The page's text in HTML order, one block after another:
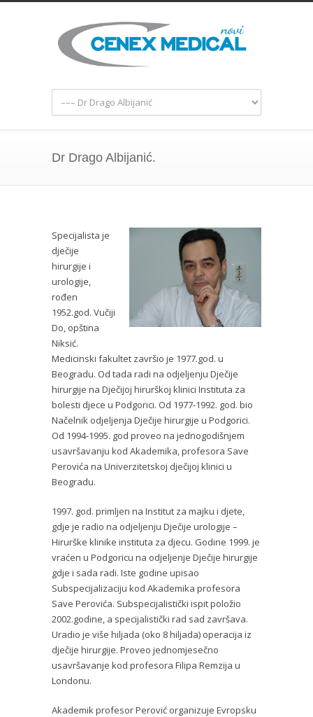
Dr Drago Albijanić.
Specijalista je
dječije
hirurgije i
urologije,
rođen
1952.god. Vučiji
Do, opština
Niksić.
Medicinski fakultet završio je 1977.god. u
Beogradu. Od tada radi na odjeljenju Dječije
hirurgije na Dječijoj hirurškoj klinici Instituta za
bolesti djece u Podgorici. Od 1977-1992. god. bio
Načelnik odjeljenja Dječije hirurgije u Podgorici.
Od 1994-1995. god proveo na jednogodišnjem
usavršavanju kod Akademika, profesora Save
Perovića na Univerzitetskoj dječijoj klinici u
Beogradu.
1997. god. primljen na Institut za majku i djete,
gdje je radio na odjeljenju Dječije urologije –
Hirurške klinike instituta za djecu. Godine 1999. je
vraćen u Podgoricu na odjeljenje Dječije hirurgije
gdje i sada radi. Iste godine upisao
Subspecijalizaciju kod Akademika profesora
Save Perovića. Subspecijalistički ispit položio
2002.godine, a specijalistički rad sad završava.
Uradio je više hiljada (oko 8 hiljada) operacija iz
dječije hirurgije. Proveo jednomjesečno
usavršavanje kod profesora Filipa Remzija u
Londonu.
Akademik profesor Perović organizuje Evropsku